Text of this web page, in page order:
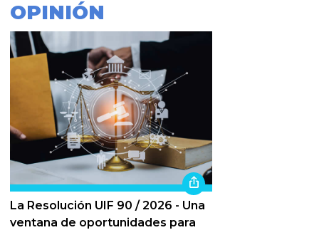
OPINIÓN
La Resolución UIF 90 / 2026 - Una
ventana de oportunidades para